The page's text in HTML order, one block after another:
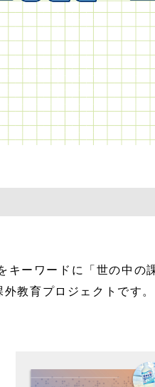
ーワードに「世の中の
教育プロジェクトです。